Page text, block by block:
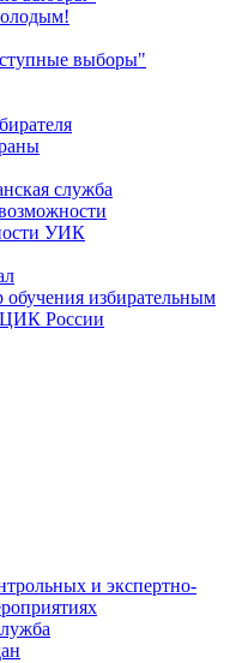
выборы"
служба
УИК
обучения избирательным
ЦИК России
и экспертно-